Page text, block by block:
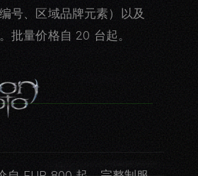
号、区域品牌元素）以及
批量价格自 20 台起。